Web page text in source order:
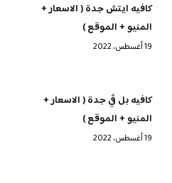
كافيه ايتش جدة ( الاسعار +
المنيو + الموقع )
19 أغسطس، 2022
كافيه بل ڤي جدة ( الاسعار +
المنيو + الموقع )
19 أغسطس، 2022